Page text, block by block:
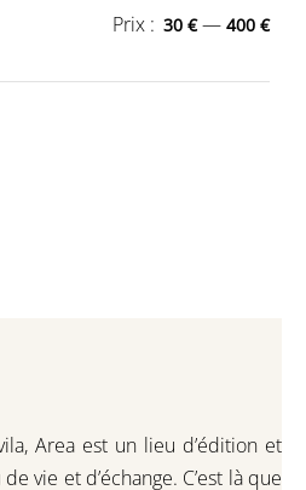
Prix : 30 €—400 €
Area est un lieu d’édition et
de vie et d’échange. C’est là que